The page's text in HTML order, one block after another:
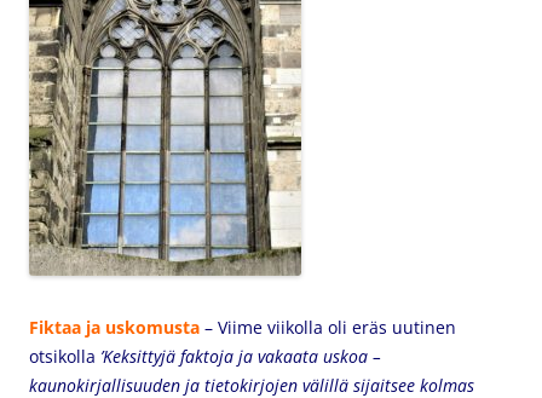
Fiktaa ja uskomusta – Viime viikolla oli eräs uutinen
otsikolla ’Keksittyjä faktoja ja vakaata uskoa –
kaunokirjallisuuden ja tietokirjojen välillä sijaitsee kolmas